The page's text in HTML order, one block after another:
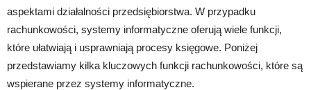
aspektami działalności przedsiębiorstwa. W przypadku
rachunkowości, systemy informatyczne oferują wiele funkcji,
które ułatwiają i usprawniają procesy księgowe. Poniżej
przedstawiamy kilka kluczowych funkcji rachunkowości, które są
wspierane przez systemy informatyczne.